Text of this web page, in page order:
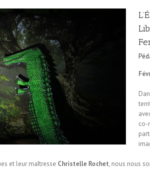
co-
et leur maîtresse Christelle Rochet, nous nous